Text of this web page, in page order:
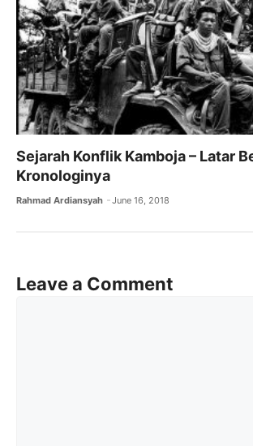
Sejarah Konflik Kamboja – Latar
Kronologinya
Rahmad Ardiansyah June 16, 2018
Leave a Comment